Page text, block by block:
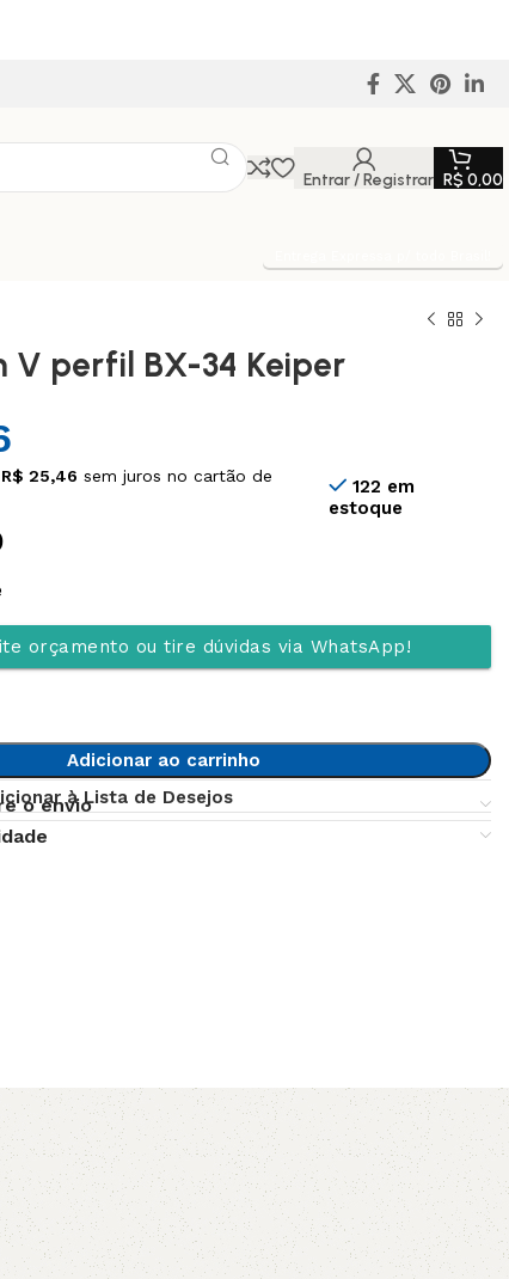
Entrar / Registrar R$ 0,00
AVX
CC
PK
V perfil BX-34 Keiper
R$ 25,46 sem juros no cartão de
122 em
estoque
orçamento ou tire dúvidas via WhatsApp!
Adicionar ao carrinho
à Lista de Desejos
o envio